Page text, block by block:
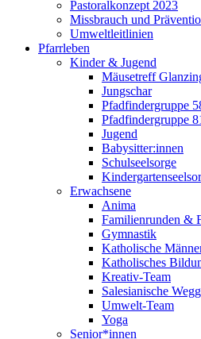
Pastoralkonzept 2023
Missbrauch und
Umweltleitlinien
Pfarrleben
Kinder & Jugend
Mäusetreff
Jungschar
Pfadfindergruppe
Pfadfindergruppe
Jugend
Babysitter:innen
Schulseelsorge
Erwachsene
Anima
Familienrunden &
Gymnastik
Katholische
Katholisches
Kreativ-Team
Salesianische
Umwelt-Team
Yoga
Senior*innen